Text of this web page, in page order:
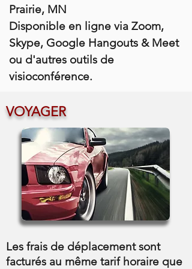
Prairie, MN
Disponible en ligne via Zoom,
Skype, Google Hangouts & Meet
ou d'autres outils de
visioconférence.
VOYAGER
Les frais de déplacement sont
facturés au même tarif horaire que